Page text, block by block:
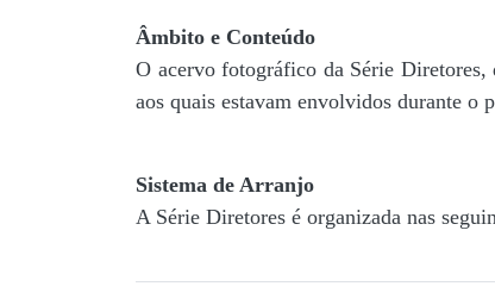
Âmbito e Conteúdo
O acervo fotográfico da Série Diretores,
aos quais estavam envolvidos durante
Sistema de Arranjo
A Série Diretores é organizada nas